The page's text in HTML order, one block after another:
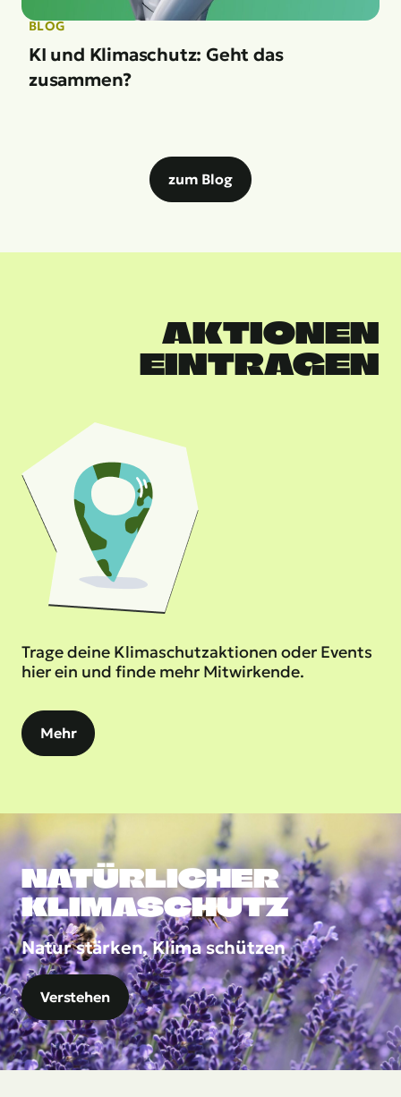
BLOG
KI und Klimaschutz: Geht das
zusammen?
zum Blog
AKTIONEN
EINTRAGEN
Trage deine Klimaschutzaktionen oder Events
hier ein und finde mehr Mitwirkende.
Mehr
NATÜRLICHER
KLIMASCHUTZ
Natur stärken, Klima schützen
Verstehen